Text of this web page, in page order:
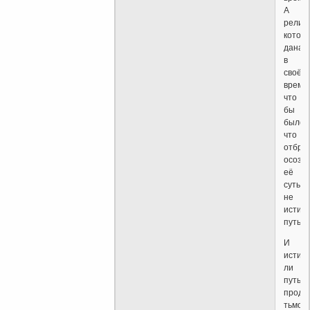
А
дана,
в
своё
время,
что
бы
было
что
её
суть,
не
путь?
И
ли
путь,
тьмой